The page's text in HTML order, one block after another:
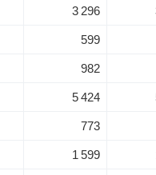
3 296
599
982
5 424
773
1 599